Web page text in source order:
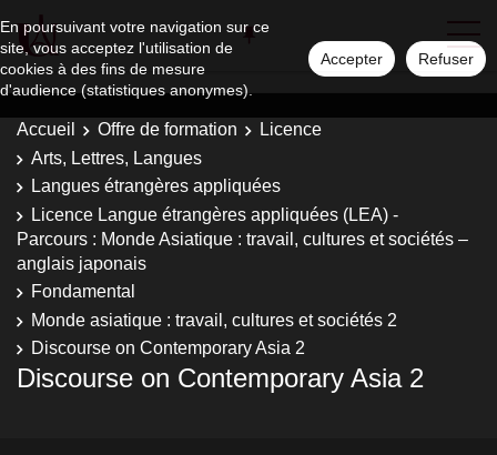
En poursuivant votre navigation sur ce
site, vous acceptez l'utilisation de
cookies à des fins de mesure
d'audience (statistiques anonymes).
Accepter Refuser
Accueil Offre de formation
Licence
Arts, Lettres, Langues
Langues étrangères appliquées
Licence Langue étrangères appliquées (LEA) -
Parcours : Monde Asiatique : travail, cultures et sociétés –
anglais japonais
Fondamental
Monde asiatique : travail, cultures et sociétés 2
Discourse on Contemporary Asia 2
Discourse on Contemporary Asia 2